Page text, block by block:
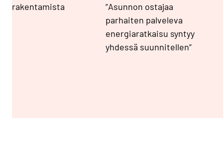
rakentamista
”Asunnon ostajaa
parhaiten palveleva
energiaratkaisu syntyy
yhdessä suunnitellen”